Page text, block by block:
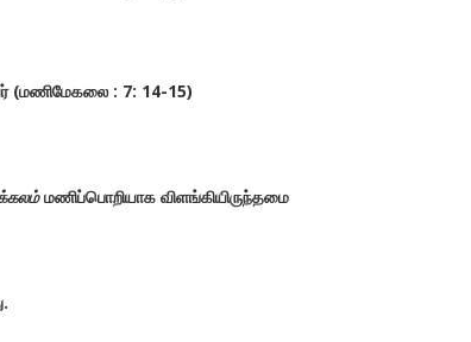
(மணிமேகலை : 7: 14-15)
மணிப்பொறியாக விளங்கியிருந்தமை